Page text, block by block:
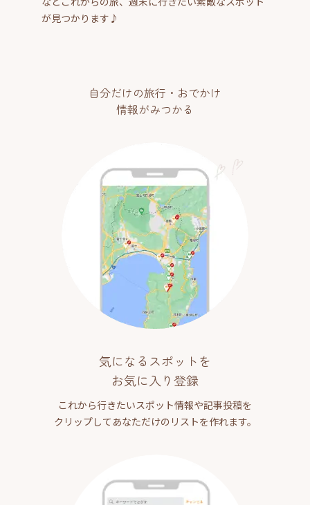
が見つかります♪
自分だけの旅行・おでかけ
情報がみつかる
気になるスポットを
お気に入り登録
これから行きたいスポット情報や記事投稿を
クリップしてあなただけのリストを作れます。